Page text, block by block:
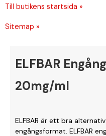
Till butikens startsida »
Sitemap »
ELFBAR
20mg/ml
ELFBAR är ett bra
engångsformat. ELFBAR